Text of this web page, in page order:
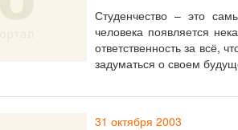
Студенчество – это
человека появляется
ответственность за всё,
задуматься о своем
31 октября 2003